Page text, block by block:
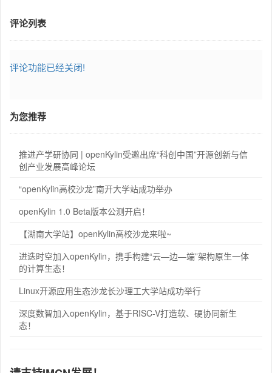
评论列表
评论功能已经关闭!
为您推荐
推进产学研协同 | openKylin受邀出席“科创中国”开源创新与信
创产业发展高峰论坛
“openKylin高校沙龙”南开大学站成功举办
openKylin 1.0 Beta版本公测开启！
【湖南大学站】openKylin高校沙龙来啦~
进迭时空加入openKylin，携手构建“云—边—端”架构原生一体
的计算生态！
Linux开源应用生态沙龙长沙理工大学站成功举行
深度数智加入openKylin，基于RISC-V打造软、硬协同新生
态！